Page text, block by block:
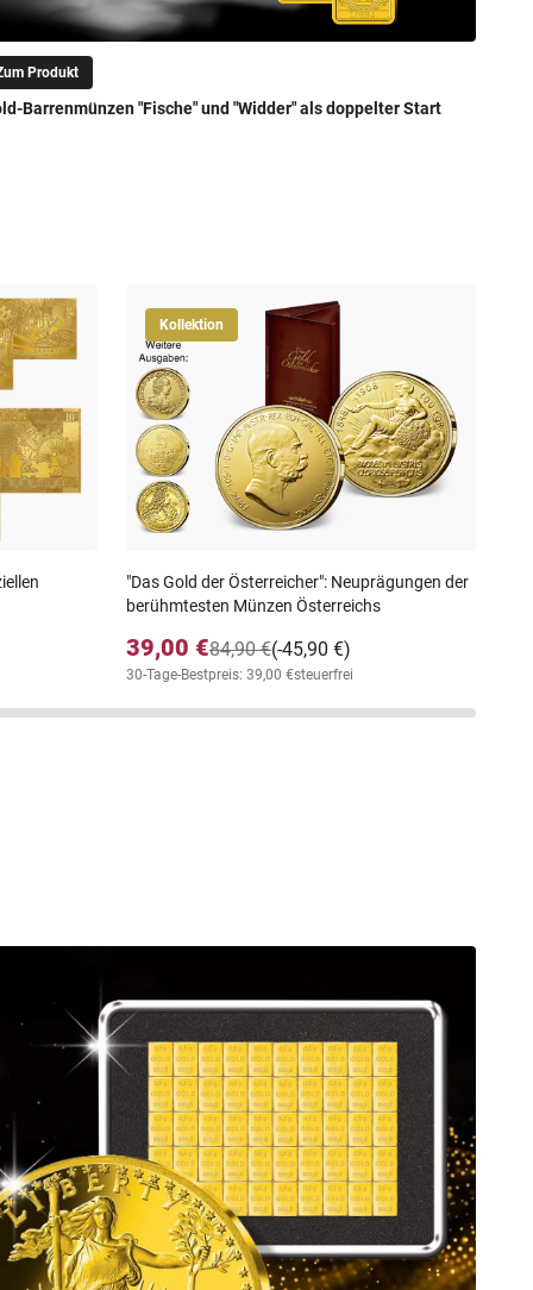
Produkt
Barrenmünzen "Fische" und "Widder" als doppelter Start
Kollektion
"Das Gold der Österreicher": Neuprägungen der
berühmtesten Münzen Österreichs
39,00 € (-45,90 €)
84,90 €
30-Tage-Bestpreis: 39,00 €steuerfrei